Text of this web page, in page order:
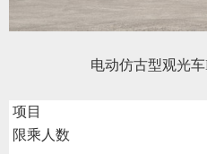
电动仿古型观光车
项目
限乘人数